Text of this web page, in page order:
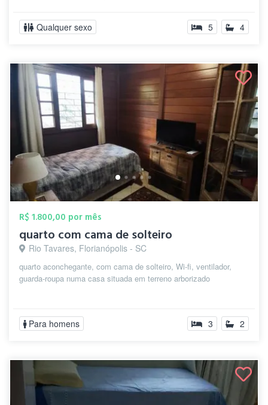
Qualquer sexo 5 4
R$ 1.800,00 por mês
quarto com cama de solteiro
Rio Tavares, Florianópolis - SC
quarto aconchegante, com cama de solteiro, Wi-fi, ventilador,
guarda-roupa numa casa situada em terreno arborizado
Para homens 3 2